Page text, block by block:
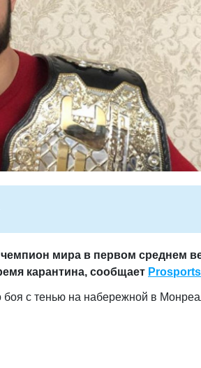
мира в первом среднем
карантина, сообщает
с тенью на набережной в